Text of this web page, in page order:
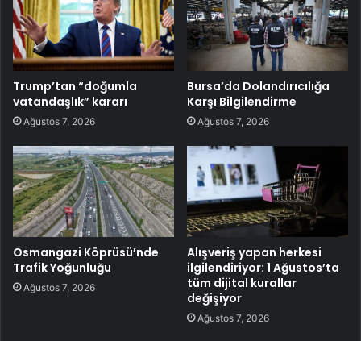
Trump’tan “doğumla
vatandaşlık” kararı
Ağustos 7, 2026
Bursa’da Dolandırıcılığa
Karşı Bilgilendirme
Ağustos 7, 2026
Osmangazi Köprüsü’nde
Trafik Yoğunluğu
Ağustos 7, 2026
Alışveriş yapan herkesi
ilgilendiriyor: 1 Ağustos’ta
tüm dijital kurallar
değişiyor
Ağustos 7, 2026